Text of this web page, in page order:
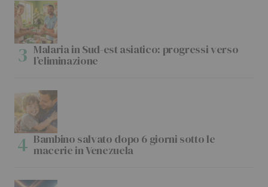
Malaria in Sud-est asiatico: progressi verso
l’eliminazione
Bambino salvato dopo 6 giorni sotto le
macerie in Venezuela